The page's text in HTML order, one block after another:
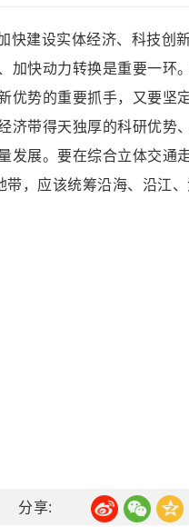
建设实体经济、科技创新
加快动力转换是重要一环
优势的重要抓手，又要坚
济带得天独厚的科研优势
发展。要在综合立体交通
带，应该统筹沿海、沿江
分享: